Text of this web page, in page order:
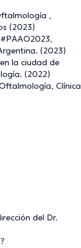
,
(2023)
(2023)
la ciudad de
(2022)
Clínica
del Dr.